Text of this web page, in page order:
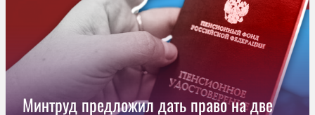
Минтруд предложил дать право на две